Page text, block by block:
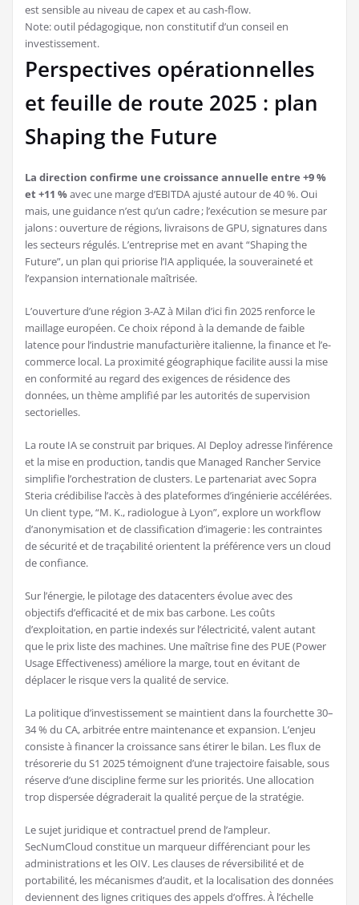
est sensible au niveau de capex et au cash‑flow.
Note: outil pédagogique, non constitutif d’un conseil en
investissement.
Perspectives opérationnelles
et feuille de route 2025 : plan
Shaping the Future
La direction confirme une croissance annuelle entre +9 %
et +11 %avec une marge d’EBITDA ajusté autour de 40 %. Oui
mais, une guidance n’est qu’un cadre ; l’exécution se mesure par
jalons : ouverture de régions, livraisons de GPU, signatures dans
les secteurs régulés. L’entreprise met en avant “Shaping the
Future”, un plan qui priorise l’IA appliquée, la souveraineté et
l’expansion internationale maîtrisée.
L’ouverture d’une région 3-AZ à Milan d’ici fin 2025 renforce le
maillage européen. Ce choix répond à la demande de faible
latence pour l’industrie manufacturière italienne, la finance et l’e-
commerce local. La proximité géographique facilite aussi la mise
en conformité au regard des exigences de résidence des
données, un thème amplifié par les autorités de supervision
sectorielles.
La route IA se construit par briques. AI Deploy adresse l’inférence
et la mise en production, tandis que Managed Rancher Service
simplifie l’orchestration de clusters. Le partenariat avec Sopra
Steria crédibilise l’accès à des plateformes d’ingénierie accélérées.
Un client type, “M. K., radiologue à Lyon”, explore un workflow
d’anonymisation et de classification d’imagerie : les contraintes
de sécurité et de traçabilité orientent la préférence vers un cloud
de confiance.
Sur l’énergie, le pilotage des datacenters évolue avec des
objectifs d’efficacité et de mix bas carbone. Les coûts
d’exploitation, en partie indexés sur l’électricité, valent autant
que le prix liste des machines. Une maîtrise fine des PUE (Power
Usage Effectiveness) améliore la marge, tout en évitant de
déplacer le risque vers la qualité de service.
La politique d’investissement se maintient dans la fourchette 30–
34 % du CA, arbitrée entre maintenance et expansion. L’enjeu
consiste à financer la croissance sans étirer le bilan. Les flux de
trésorerie du S1 2025 témoignent d’une trajectoire faisable, sous
réserve d’une discipline ferme sur les priorités. Une allocation
trop dispersée dégraderait la qualité perçue de la stratégie.
Le sujet juridique et contractuel prend de l’ampleur.
SecNumCloud constitue un marqueur différenciant pour les
administrations et les OIV. Les clauses de réversibilité et de
portabilité, les mécanismes d’audit, et la localisation des données
deviennent des lignes critiques des appels d’offres. À l’échelle